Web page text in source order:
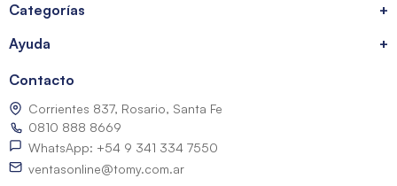
Categorías
+
Ayuda
+
Contacto
Corrientes 837, Rosario, Santa Fe
0810 888 8669
WhatsApp: +54 9 341 334 7550
ventasonline@tomy.com.ar